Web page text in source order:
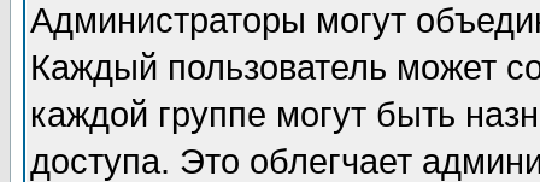
Администраторы могут
Каждый пользователь может
каждой группе могут быть
доступа. Это облегчает